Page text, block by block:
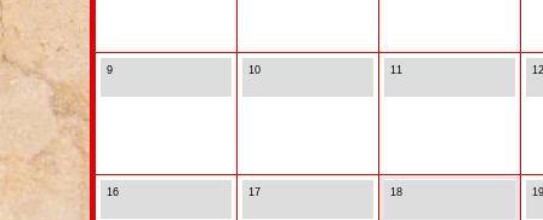
9 10 11 12
16 17 18 19